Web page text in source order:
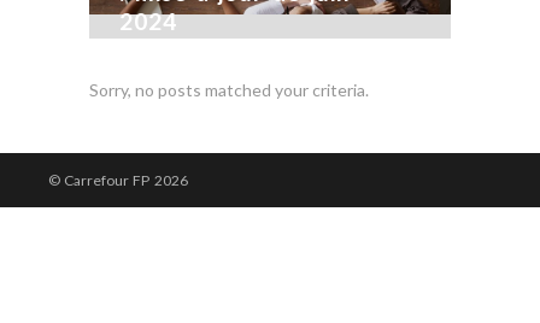
2024
Sorry, no posts matched your criteria.
© Carrefour FP 2026